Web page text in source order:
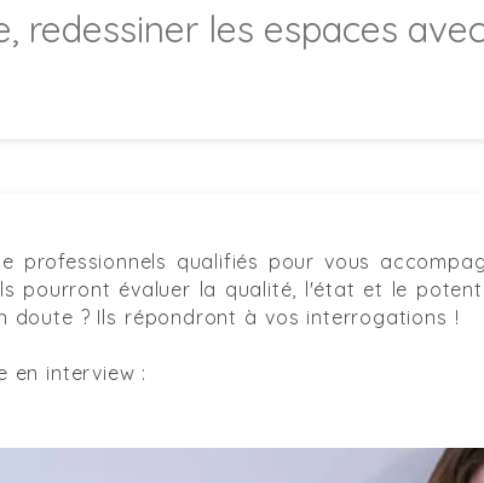
redessiner les espaces
professionnels qualifiés pour vous
ils pourront évaluer la qualité, l'état et le
doute ? Ils répondront à vos interrogations !
en interview :